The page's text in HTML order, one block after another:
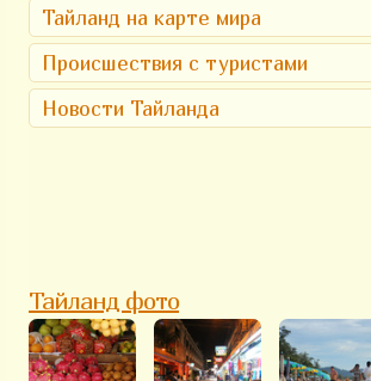
Тайланд на карте мира
Происшествия с туристами
Новости Тайланда
Тайланд фото